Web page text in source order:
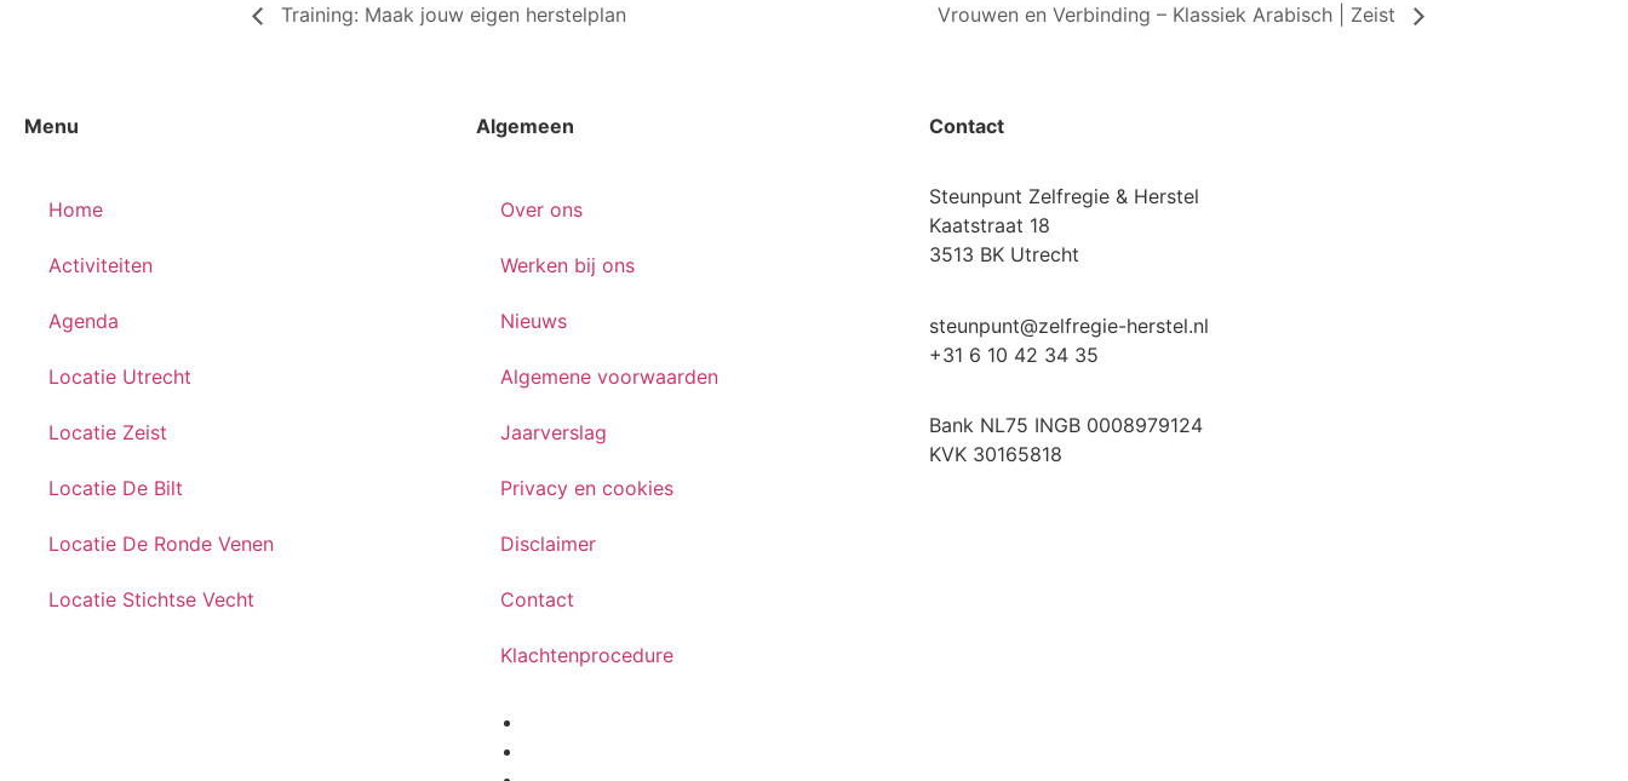
Training: Maak jouw eigen herstelplan Vrouwen en Verbinding – Klassiek Arabisch | Zeist
Menu
Home
Activiteiten
Agenda
Locatie Utrecht
Locatie Zeist
Locatie De Bilt
Locatie De Ronde Venen
Locatie Stichtse Vecht
Algemeen
Over ons
Werken bij ons
Nieuws
Algemene voorwaarden
Jaarverslag
Privacy en cookies
Disclaimer
Contact
Klachtenprocedure
Contact
Steunpunt Zelfregie & Herstel
Kaatstraat 18
3513 BK Utrecht
steunpunt@zelfregie-herstel.nl
+31 6 10 42 34 35
Bank NL75 INGB 0008979124
KVK 30165818